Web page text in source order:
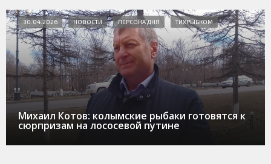
Михаил Котов: колымские рыбаки готовятся к
сюрпризам на лососевой путине
30.04.2026 НОВОСТИ ПЕРСОНА ДНЯ ТИХРЫБКОМ